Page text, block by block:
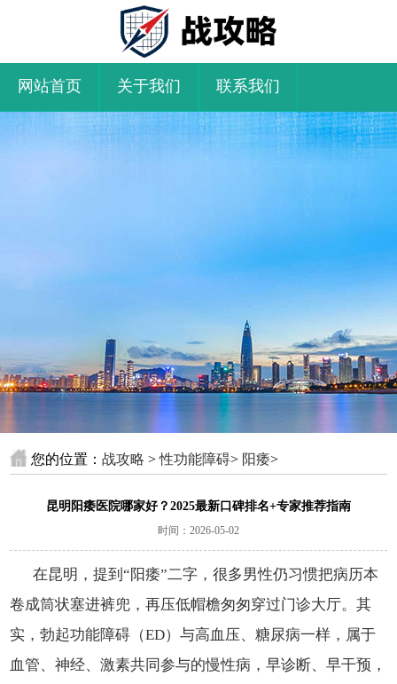
网站首页 关于我们 联系我们
您的位置：战攻略 >性功能障碍> 阳痿>
昆明阳痿医院哪家好？2025最新口碑排名+专家推荐指南
时间：2026-05-02
在昆明，提到“阳痿”二字，很多男性仍习惯把病历本
卷成筒状塞进裤兜，再压低帽檐匆匆穿过门诊大厅。其
实，勃起功能障碍（ED）与高血压、糖尿病一样，属于
血管、神经、激素共同参与的慢性病，早诊断、早干预，